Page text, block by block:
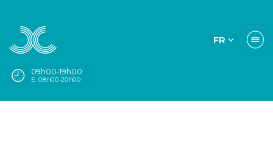
FR
09h00-19h00
E. 08h00-20h00